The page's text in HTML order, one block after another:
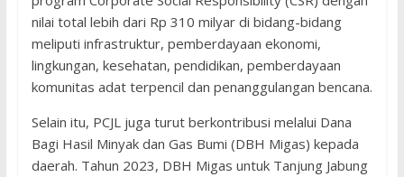
nilai total lebih dari Rp 310 milyar di bidang-bidang
meliputi infrastruktur, pemberdayaan ekonomi,
lingkungan, kesehatan, pendidikan, pemberdayaan
komunitas adat terpencil dan penanggulangan bencana.
Selain itu, PCJL juga turut berkontribusi melalui Dana
Bagi Hasil Minyak dan Gas Bumi (DBH Migas) kepada
daerah. Tahun 2023, DBH Migas untuk Tanjung Jabung